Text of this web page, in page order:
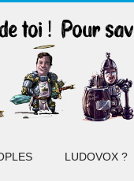
LUDOVOX ?